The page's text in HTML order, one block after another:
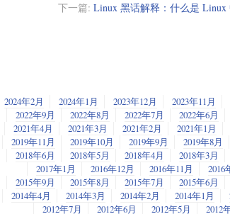
下一篇: Linux 黑话解释：什么是
2024年2月 2024年1月 2023年12月 2023年11月
2022年9月
2022年8月 2022年7月 2022年6月
2021年4月
2021年3月 2021年2月 2021年1月
2019年11月
2019年10月 2019年9月 2019年8月
2018年6月
2018年5月 2018年4月 2018年3月
2017年1月
2016年12月 2016年11月 2016
2015年9月
2015年8月 2015年7月 2015年6月
2014年4月
2014年3月 2014年2月 2014年1月
2012年7月
2012年6月 2012年5月 2012